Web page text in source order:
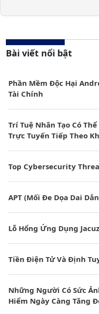
Bài viết nổi bật
Phần Mềm Độc Hại
Tài Chính
Trí Tuệ Nhân Tạo Có
Trực Tuyến Tiếp Theo
Top Cybersecurity
APT (Mối Đe Dọa Dai
Lỗ Hổng Ứng Dụng
Tiền Điện Tử Và Định
Những Người Có Sức
Hiểm Ngày Càng Tăng